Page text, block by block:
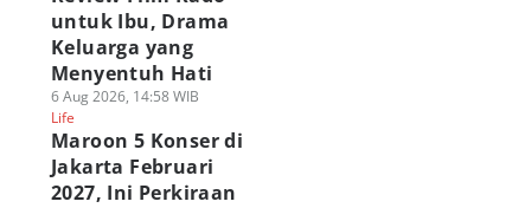
untuk Ibu, Drama
Keluarga yang
Menyentuh Hati
6 Aug 2026, 14:58 WIB
Life
Maroon 5 Konser di
Jakarta Februari
2027, Ini Perkiraan